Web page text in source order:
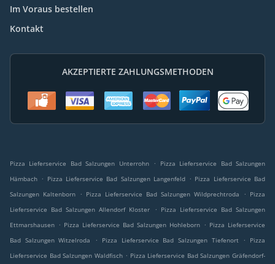
Im Voraus bestellen
Kontakt
AKZEPTIERTE ZAHLUNGSMETHODEN
Pizza Lieferservice Bad Salzungen Unterrohn .
Pizza Lieferservice Bad Salzungen
Hämbach . Pizza Lieferservice Bad Salzungen Langenfeld . Pizza Lieferservice Bad
Salzungen Kaltenborn
. Pizza Lieferservice Bad Salzungen Wildprechtroda . Pizza
Lieferservice Bad Salzungen Allendorf Kloster
. Pizza Lieferservice Bad Salzungen
Ettmarshausen . Pizza Lieferservice Bad Salzungen Hohleborn . Pizza Lieferservice
Bad Salzungen Witzelroda
. Pizza Lieferservice Bad Salzungen Tiefenort .
Pizza
Lieferservice Bad Salzungen Waldfisch . Pizza Lieferservice Bad Salzungen Gräfendorf-